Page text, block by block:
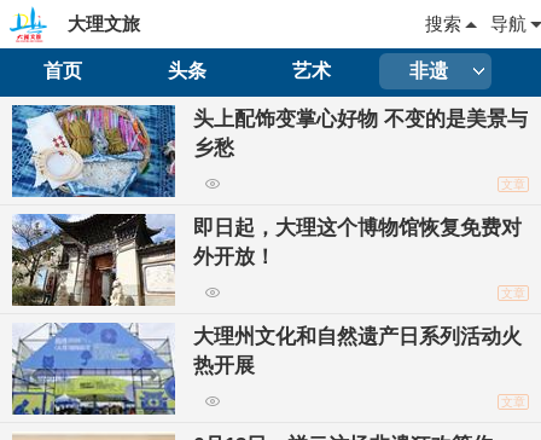
大理文旅 导航
搜索
首页 头条 艺术 非遗
头上配饰变掌心好物 不变的是美景与
乡愁
文章
即日起，大理这个博物馆恢复免费对
外开放！
文章
大理州文化和自然遗产日系列活动火
热开展
文章